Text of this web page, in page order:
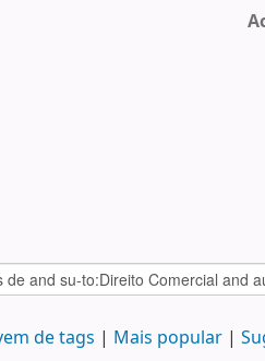
de tags Mais popular